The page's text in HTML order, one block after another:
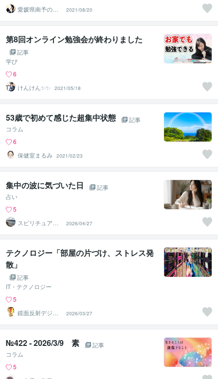
愛媛県南予の墓
じまい・供養、
お気軽に！
2021/08/20
第8回オンライン勉強会が終わりました
記事
学び
6
けんけん✨✨
2021/05/18
53歳で初めて感じた超集中状態
記事
コラム
6
保健室まるみ 2021/02/23
集中の波に気づいた日
記事
占い
5
スピリチュアル
カウンセラー沙
耶美
2026/04/27
テクノロジー「部屋の片づけ、ストレス発
散」
記事
IT・テクノロジー
5
鏡面反射デジタ
ルアート製作所
（鈴木穣）
2026/03/27
№422 - 2026/3/9 素
記事
コラム
5